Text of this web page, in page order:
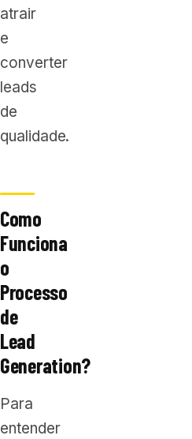
atrair
e
converter
leads
de
qualidade.
Como
Funciona
o
Processo
de
Lead
Generation?
Para
entender